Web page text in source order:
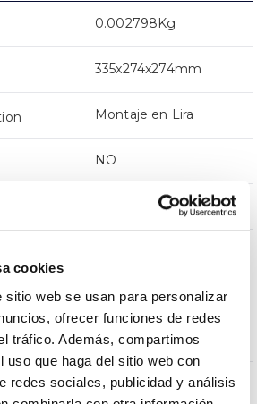
cookies
sitio web se usan para personalizar
ofrecer funciones de redes
tráfico. Además, compartimos
uso que haga del sitio web con
redes sociales, publicidad y análisis
0.002798Kg
335x274x274mm
Montaje en Lira
NO
3000K
index 80